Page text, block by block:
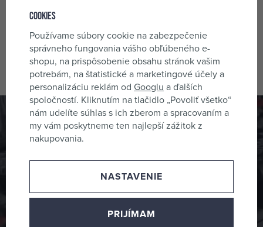
robotická sekačka VisionRTK
stereo, řízená GPS signálem a
kamerou
skladom 1 ks
935,68 €
Odber noviniek
Prihláste sa na odber noviniek a žiadna akcia ani novinka
Cookies
Používame súbory cookie na zabezpečenie
správneho fungovania vášho obľúbeného e-
shopu, na prispôsobenie obsahu stránok vašim
potrebám, na štatistické a marketingové účely a
personalizáciu reklám od Googlu a ďalších
spoločností. Kliknutím na tlačidlo „Povoliť všetko“
nám udelíte súhlas s ich zberom a spracovaním a
my vám poskytneme ten najlepší zážitok z
nakupovania.
NASTAVENIE
PRIJÍMAM